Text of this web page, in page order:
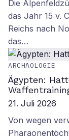
Die
das Jahr 15 v.
Reichs nach
das…
ARCHÄOLOGIE
Ägypten:
21. Juli 2026
Von wegen